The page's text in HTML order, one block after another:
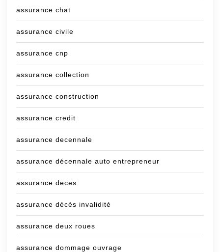
assurance chat
assurance civile
assurance cnp
assurance collection
assurance construction
assurance credit
assurance decennale
assurance décennale auto entrepreneur
assurance deces
assurance décès invalidité
assurance deux roues
assurance dommage ouvrage